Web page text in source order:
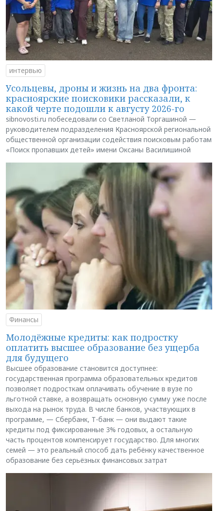
интервью
Усольцевы, дроны и жизнь на два фронта:
красноярские поисковики рассказали, к
какой черте подошли к августу 2026-го
sibnovosti.ru побеседовали со Светланой Торгашиной —
руководителем подразделения Красноярской региональной
общественной организации содействия поисковым работам
«Поиск пропавших детей» имени Оксаны Василишиной
Финансы
Молодёжные кредиты: как подростку
оплатить высшее образование без ущерба
для будущего
Высшее образование становится доступнее:
государственная программа образовательных кредитов
позволяет подросткам оплачивать обучение в вузе по
льготной ставке, а возвращать основную сумму уже после
выхода на рынок труда. В числе банков, участвующих в
программе, — Сбербанк, Т-банк — они выдают такие
кредиты под фиксированные 3% годовых, а остальную
часть процентов компенсирует государство. Для многих
семей — это реальный способ дать ребёнку качественное
образование без серьёзных финансовых затрат